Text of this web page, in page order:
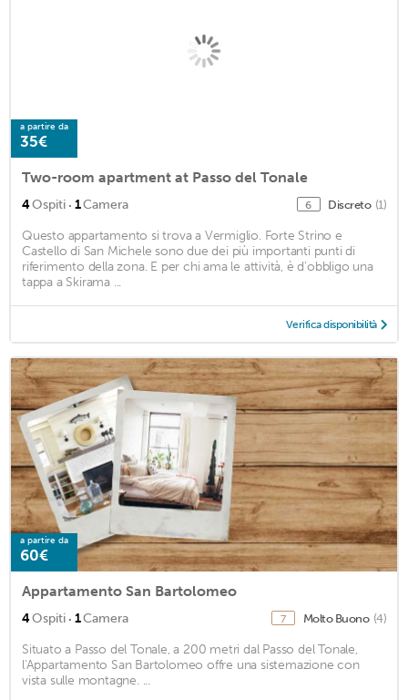
a partire da
35€
Two-room apartment at Passo del Tonale
4Ospiti · 1Camera 6 Discreto (1)
Questo appartamento si trova a Vermiglio. Forte Strino e
Castello di San Michele sono due dei più importanti punti di
riferimento della zona. E per chi ama le attività, è d'obbligo una
tappa a Skirama ...
Verifica disponibilità
a partire da
60€
Appartamento San Bartolomeo
4Ospiti · 1Camera 7 Molto Buono (4)
Situato a Passo del Tonale, a 200 metri dal Passo del Tonale,
l'Appartamento San Bartolomeo offre una sistemazione con
vista sulle montagne. ...